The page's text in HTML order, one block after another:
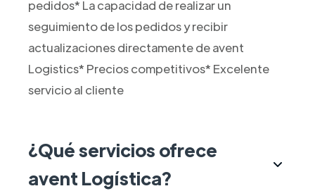
pedidos* La capacidad de realizar un
seguimiento de los pedidos y recibir
actualizaciones directamente de avent
Logistics* Precios competitivos* Excelente
servicio al cliente
¿Qué servicios ofrece
avent Logística?